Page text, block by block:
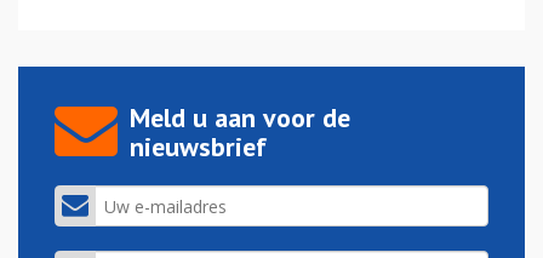
Meld u aan voor de
nieuwsbrief